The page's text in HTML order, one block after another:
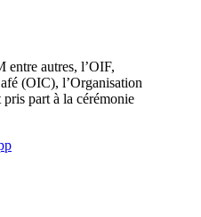
entre autres, l’OIF,
(OIC), l’Organisation
part à la cérémonie